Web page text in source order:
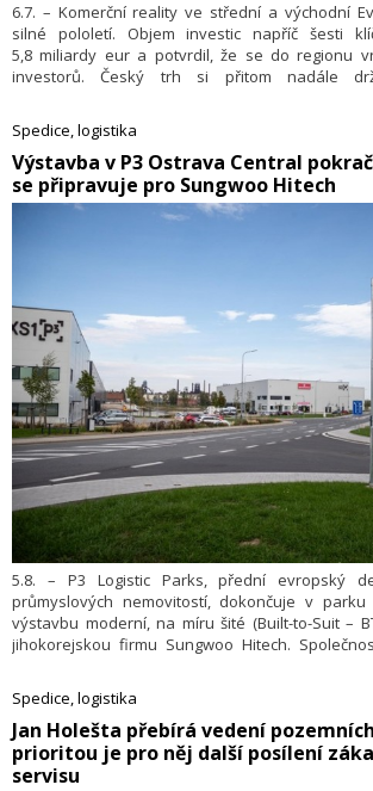
6.7. – Komerční reality ve střední a východní
silné pololetí. Objem investic napříč šesti
5,8 miliardy eur a potvrdil, že se do regionu
investorů. Český trh si přitom nadále
potvrzují i jedny z nejnižších výnosů prémiových
Český kapitál zároveň stále výrazněji
Nejvýrazněji je to vidět v Polsku, kde čeští
aktivitou německý i americký kapitál.
Spedice, logistika
​Výstavba v P3 Ostrava Central
se připravuje pro Sungwoo Hitech
5.8. – P3 Logistic Parks, přední evropský
průmyslových nemovitostí, dokončuje v
výstavbu moderní, na míru šité (Built-to-Suit –
jihokorejskou firmu Sungwoo Hitech.
zakázek a nové projekty strategickým
kapacit. Technologické centrum o celkové ploše
zaměřením na výrobu lisovaných a svařovaných
pro P3 Ostrava Central nejen další etapu
zdejší výstavbu na míru moderní průmyslové
Spedice, logistika
​Jan Holešta přebírá vedení
prioritou je pro něj další posílení
servisu